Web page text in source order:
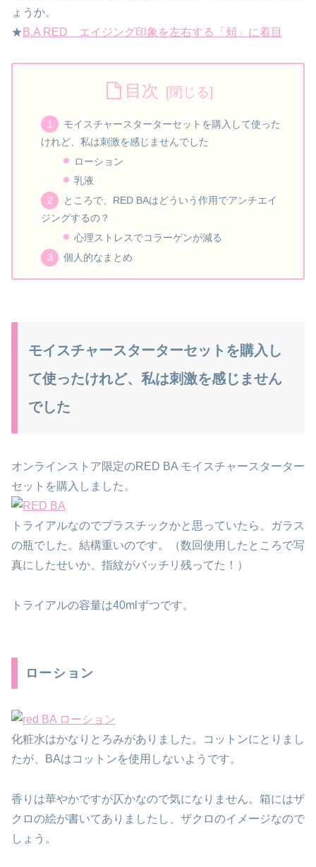
ょうか。
★ B.A RED エイジング印象を左右する「頬」に着目
目次
モイスチャースターターセットを購入して使った
けれど、私は刺激を感じませんでした
ローション
乳液
ところで、RED BAはどういう作用でアンチエイ
ジングするの？
心理ストレスでコラーゲンが減る
個人的なまとめ
モイスチャースターターセットを購入し
て使ったけれど、私は刺激を感じません
でした
オンラインストア限定のRED BA モイスチャースターター
セットを購入しました。
トライアルなのでプラスチックかと思っていたら、ガラス
の瓶でした。結構重いのです。（数回使用したところで写
真にしたせいか、指紋がバッチリ残ってた！）
トライアルの容量は40mlずつです。
ローション
化粧水はかなりとろみがありました。コットンにとりまし
たが、BAはコットンを使用しないようです。
香りは華やかですが仄かなので気になりません。箱にはザ
クロの絵が書いてありましたし、ザクロのイメージなので
しょう。